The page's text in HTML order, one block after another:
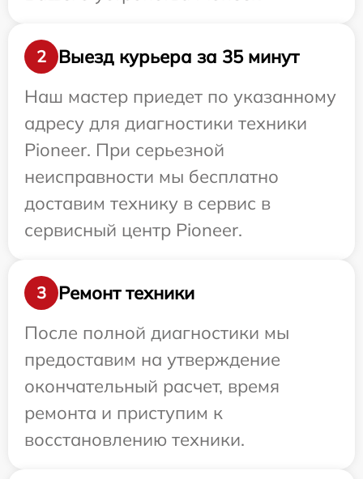
2
Выезд курьера за 35 минут
Наш мастер приедет по указанному
адресу для диагностики техники
Pioneer. При серьезной
неисправности мы бесплатно
доставим технику в сервис в
сервисный центр Pioneer.
3
Ремонт техники
После полной диагностики мы
предоставим на утверждение
окончательный расчет, время
ремонта и приступим к
восстановлению техники.